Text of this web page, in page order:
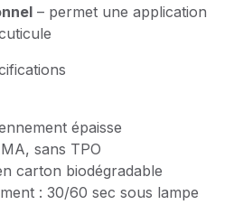
– permet une application
épaisse
sans TPO
carton biodégradable
: 30/60 sec sous lampe